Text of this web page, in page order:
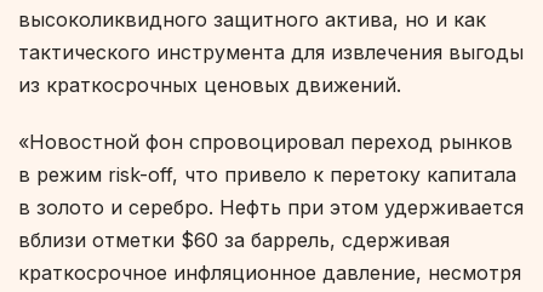
высоколиквидного защитного актива, но и как
тактического инструмента для извлечения выгоды
из краткосрочных ценовых движений.
«Новостной фон спровоцировал переход рынков
в режим risk-off, что привело к перетоку капитала
в золото и серебро. Нефть при этом удерживается
вблизи отметки $60 за баррель, сдерживая
краткосрочное инфляционное давление, несмотря